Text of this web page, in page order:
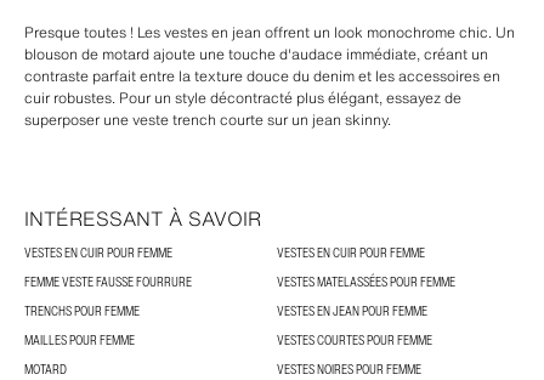
Presque toutes ! Les vestes en jean offrent un look monochrome chic. Un
blouson de motard ajoute une touche d'audace immédiate, créant un
contraste parfait entre la texture douce du denim et les accessoires en
cuir robustes. Pour un style décontracté plus élégant, essayez de
superposer une veste trench courte sur un jean skinny.
INTÉRESSANT À SAVOIR
VESTES EN CUIR POUR FEMME
VESTES EN CUIR POUR FEMME
FEMME VESTE FAUSSE FOURRURE
VESTES MATELASSÉES POUR FEMME
TRENCHS POUR FEMME
VESTES EN JEAN POUR FEMME
MAILLES POUR FEMME
VESTES COURTES POUR FEMME
MOTARD
VESTES NOIRES POUR FEMME